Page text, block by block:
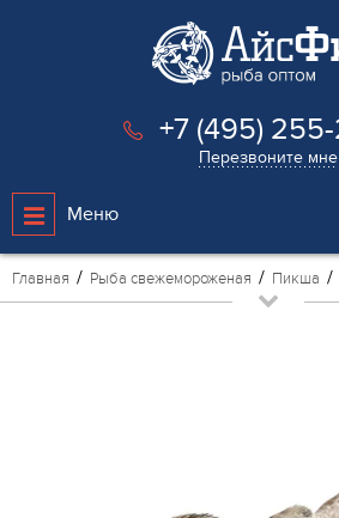
+7 (495)
Перезвоните мне
Меню
Главная Рыба свежемороженая Пикша